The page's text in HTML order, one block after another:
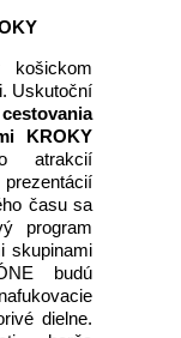
Uskutoční
KROKY
atrakcií
času sa
program
skupinami
budú
dielne.